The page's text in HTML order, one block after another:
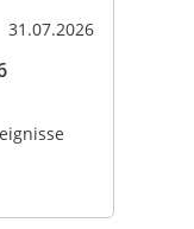
31.07.2026